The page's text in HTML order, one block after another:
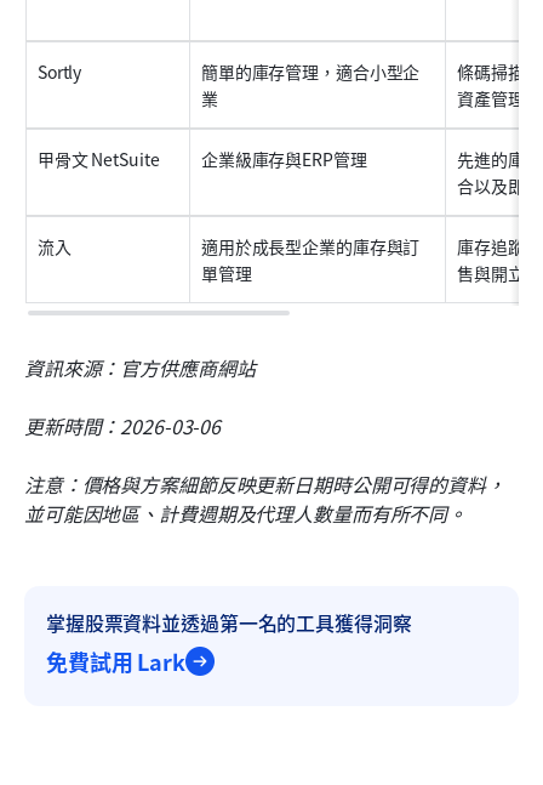
Sortly
簡單的庫存管理，適合小型企
業
條碼掃描
資產管理
甲骨文 NetSuite 企業級庫存與ERP管理
先進的庫
合以及即
流入
適用於成長型企業的庫存與訂
單管理
庫存追蹤
售與開立
資訊來源：官方供應商網站
更新時間：2026-03-06
注意：價格與方案細節反映更新日期時公開可得的資料，
並可能因地區、計費週期及代理人數量而有所不同。
掌握股票資料並透過第一名的工具獲得洞察
免費試用 Lark